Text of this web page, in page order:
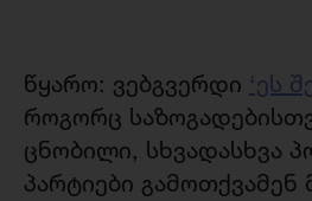
წყარო: ვებგვერდი ‘ეს
როგორც
ცნობილი, სხვადასხვა
პარტიები გამოთქვამენ